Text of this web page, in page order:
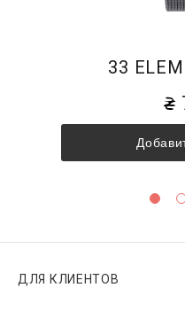
33
ДЛЯ КЛИЕНТОВ